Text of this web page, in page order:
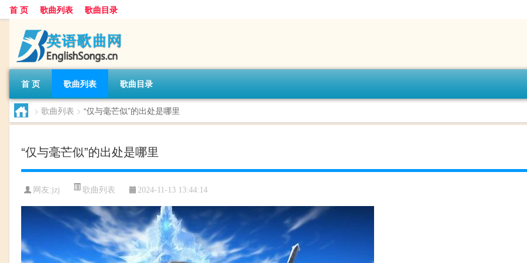
首 页 歌曲列表 歌曲目录
首 页 歌曲列表 歌曲目录
> 歌曲列表 > “仅与毫芒似”的出处是哪里
“仅与毫芒似”的出处是哪里
网友:jzj 歌曲列表 2024-11-13 13:44:14